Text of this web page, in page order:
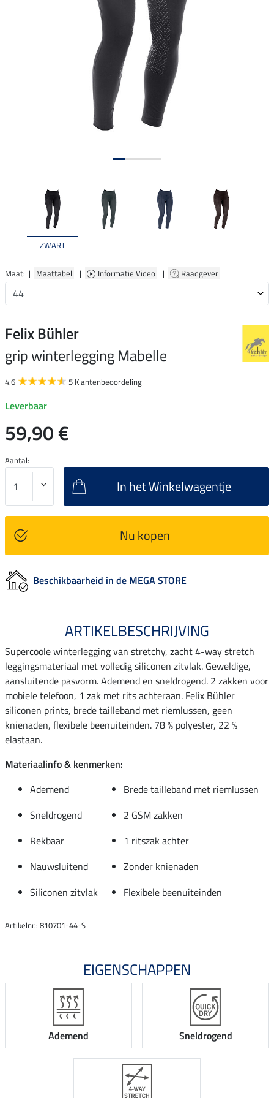
ZWART
Maat: | Maattabel | Informatie Video | Raadgever
Felix Bühler
grip winterlegging Mabelle
4.6 5 Klantenbeoordeling
Leverbaar
59,90 €
Aantal:
In het Winkelwagentje
Nu kopen
Beschikbaarheid in de MEGA STORE
ARTIKELBESCHRIJVING
Supercoole winterlegging van stretchy, zacht 4-way stretch
leggingsmateriaal met volledig siliconen zitvlak. Geweldige,
aansluitende pasvorm. Ademend en sneldrogend. 2 zakken voor
mobiele telefoon, 1 zak met rits achteraan. Felix Bühler
siliconen prints, brede tailleband met riemlussen, geen
knienaden, flexibele beenuiteinden. 78 % polyester, 22 %
elastaan.
Materiaalinfo & kenmerken:
Ademend
Brede tailleband met riemlussen
Sneldrogend
2 GSM zakken
Rekbaar
1 ritszak achter
Nauwsluitend
Zonder knienaden
Siliconen zitvlak
Flexibele beenuiteinden
Artikelnr.: 810701-44-S
EIGENSCHAPPEN
Ademend Sneldrogend